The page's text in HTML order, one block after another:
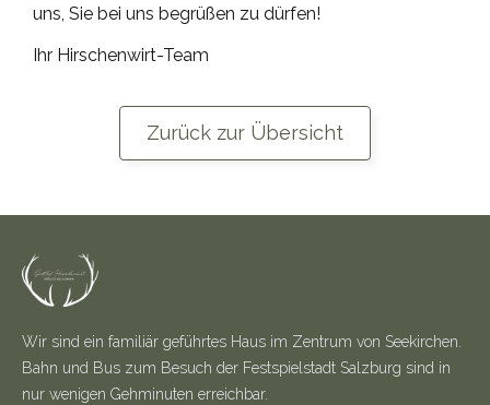
uns, Sie bei uns begrüßen zu dürfen!
Ihr Hirschenwirt-Team
Zurück zur Übersicht
Wir sind ein familiär geführtes Haus im Zentrum von Seekirchen.
Bahn und Bus zum Besuch der Festspielstadt Salzburg sind in
nur wenigen Gehminuten erreichbar.